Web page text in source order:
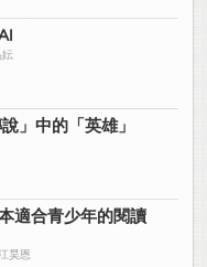
妘
」中的「英雄」
適合青少年的閱讀
昊恩